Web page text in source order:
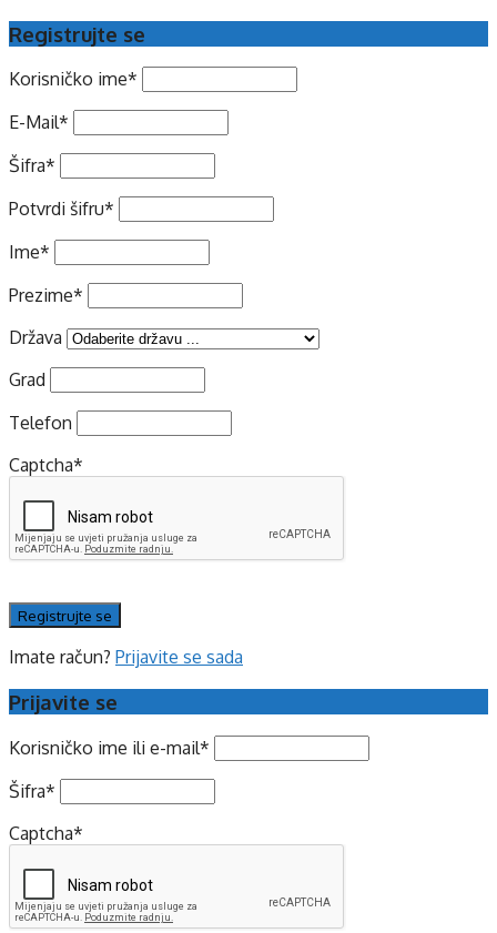
Registrujte se
Korisničko ime*
E-Mail*
Šifra*
Potvrdi šifru*
Ime*
Prezime*
Država
Grad
Telefon
Captcha*
Imate račun? Prijavite se sada
Prijavite se
Korisničko ime ili e-mail*
Šifra*
Captcha*